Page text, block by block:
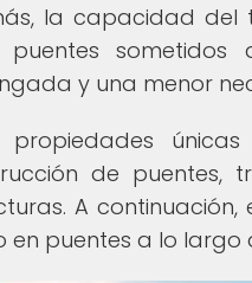
la capacidad del
y una menor
propiedades
de puentes,
A
en puentes a lo largo